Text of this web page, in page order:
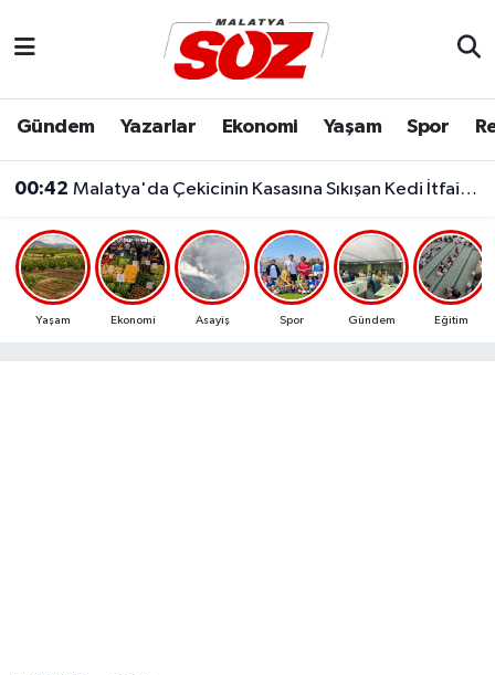
Gündem Yazarlar Ekonomi Yaşam Spor
00:42 Malatya'da Çekicinin Kasasına Sıkışan Kedi İtfaiye Ekiplerince Kurtarıldı
Yaşam Ekonomi Asayiş Spor Gündem Eğitim
Dünya
Eğitim
Ekonomi
Malatya Nöbetçi Eczaneler
Malatya Namaz Vakitleri
Malatya Trafik Yoğunluk Haritası
Süper Lig Puan Durumu ve Fikstür